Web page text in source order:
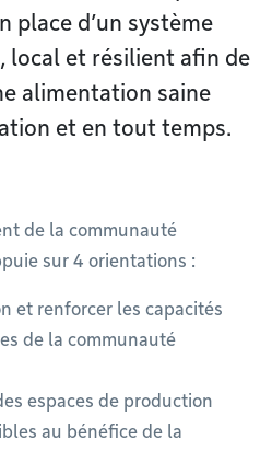
place d’un système
local et résilient afin de
alimentation saine
et en tout temps.
de la communauté
sur 4 orientations :
et renforcer les capacités
de la communauté
espaces de production
au bénéfice de la